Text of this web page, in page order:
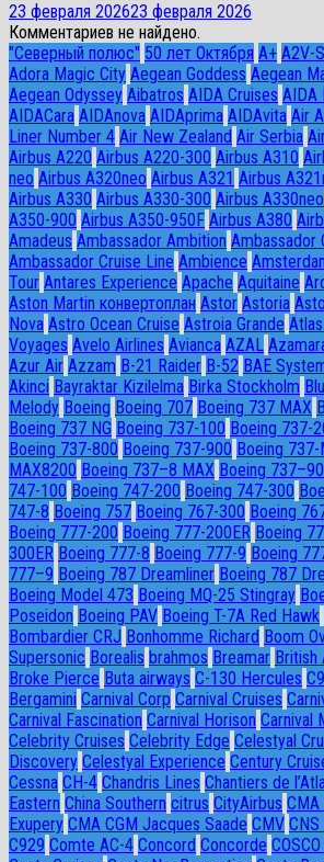
23 февраля 202623 февраля 2026
Комментариев не найдено.
"Северный полюс" 50 лет Октября A+ A2V-
Adora Magic City Aegean Goddess Aegean
Aegean Odyssey Aibatros AIDA Cruises AIDA
AIDACara AIDAnova AIDAprima AIDAvita Air
Liner Number 4 Air New Zealand Air Serbia
Airbus A220 Airbus A220-300 Airbus A310
neo Airbus A320neo Airbus A321 Airbus
Airbus A330 Airbus A330-300 Airbus A330neo
A350-900 Airbus A350-950F Airbus A380
Amadeus Ambassador Ambition Ambassador
Ambassador Сruise Line Ambience
Tour Antares Experience Apache Aquitaine
Aston Martin конвертоплан Astor Astoria
Nova Astro Ocean Cruise Astroia Grande
Voyages Avelo Airlines Avianca AZAL
Azur Air Azzam B-21 Raider B-52 BAE
Akinci Bayraktar Kizilelma Birka Stockholm
Melody Boeing Boeing 707 Boeing 737 MAX
Boeing 737 NG Boeing 737-100 Boeing 737-
Boeing 737-800 Boeing 737-900 Boeing 737-
MAX8200 Boeing 737–8 MAX Boeing
747-100 Boeing 747-200 Boeing 747-300
747-8 Boeing 757 Boeing 767-300 Boeing
Boeing 777-200 Boeing 777-200ER Boeing
300ER Boeing 777-8 Boeing 777-9 Boeing
777–9 Boeing 787 Dreamliner Boeing 787
Boeing Model 473 Boeing MQ-25 Stingray
Poseidon Boeing PAV Boeing T-7A Red Hawk
Bombardier CRJ Bonhomme Richard Boom
Supersonic Borealis brahmos Breamar British
Broke Pierce Buta airways C-130 Hercules
Bergamini Carnival Corp Carnival Cruises
Carnival Fascination Carnival Horison Carnival
Celebrity Cruises Celebrity Edge Celestyal
Discovery Celestyal Experience Century
Cessna CH-4 Chandris Lines Chantiers de
Eastern China Southern citrus CityAirbus CMA
Exupery CMA CGM Jacques Saade CMV CNS
C929 Comte AC-4 Concord Concorde